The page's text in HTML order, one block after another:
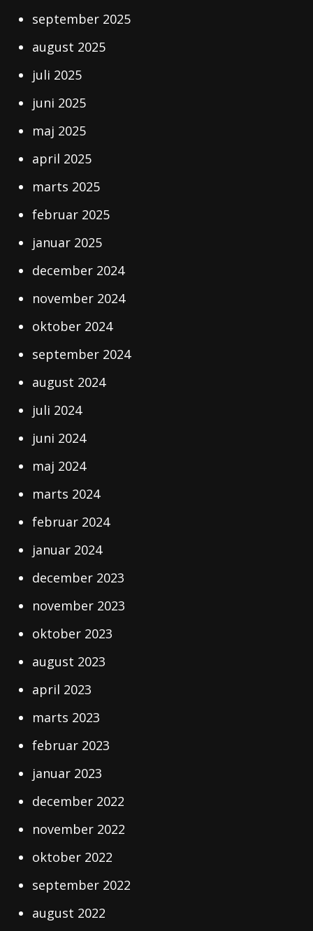
september 2025
august 2025
juli 2025
juni 2025
maj 2025
april 2025
marts 2025
februar 2025
januar 2025
december 2024
november 2024
oktober 2024
september 2024
august 2024
juli 2024
juni 2024
maj 2024
marts 2024
februar 2024
januar 2024
december 2023
november 2023
oktober 2023
august 2023
april 2023
marts 2023
februar 2023
januar 2023
december 2022
november 2022
oktober 2022
september 2022
august 2022